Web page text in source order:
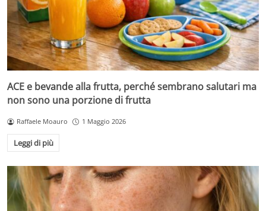
ACE e bevande alla frutta, perché sembrano salutari ma
non sono una porzione di frutta
Raffaele Moauro 1 Maggio 2026
Leggi di più